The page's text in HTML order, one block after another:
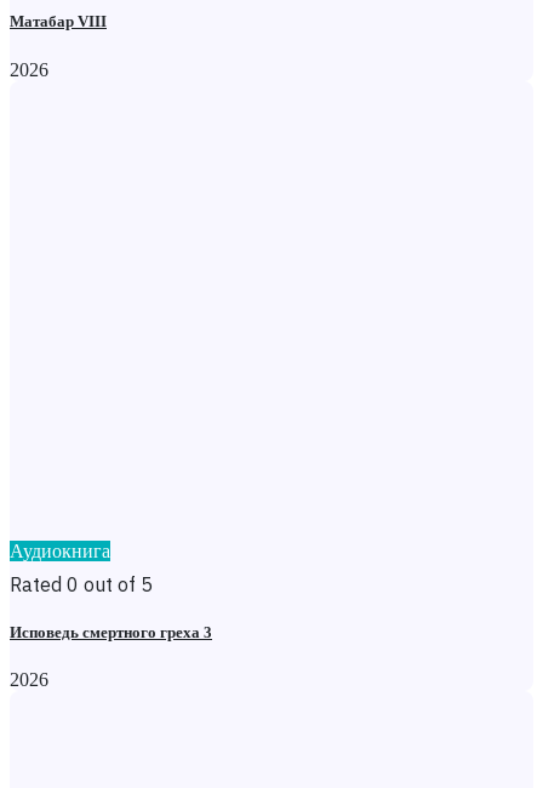
Матабар VIII
2026
Аудиокнига
Rated 0 out of 5
Исповедь смертного греха 3
2026